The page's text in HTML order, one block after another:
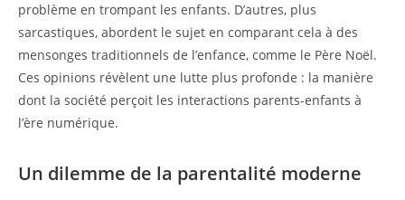
problème en trompant les enfants. D’autres, plus
sarcastiques, abordent le sujet en comparant cela à des
mensonges traditionnels de l’enfance, comme le Père Noël.
Ces opinions révèlent une lutte plus profonde : la manière
dont la société perçoit les interactions parents-enfants à
l’ère numérique.
Un dilemme de la parentalité moderne